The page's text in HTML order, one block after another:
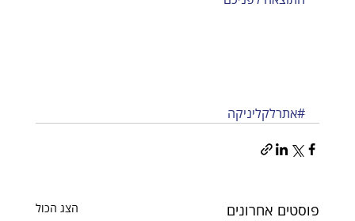
#אתרלקליניקה
פוסטים אחרונים הצג הכול